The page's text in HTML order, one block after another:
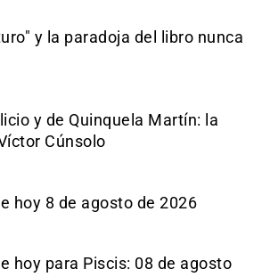
y la paradoja del libro nunca
y de Quinquela Martín: la
Cúnsolo
hoy 8 de agosto de 2026
hoy para Piscis: 08 de agosto